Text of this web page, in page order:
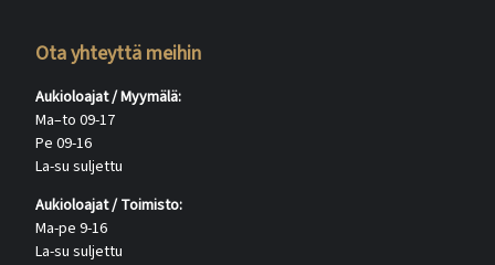
Ota yhteyttä meihin
Aukioloajat / Myymälä:
Ma–to 09-17
Pe 09-16
La-su suljettu
Aukioloajat / Toimisto:
Ma-pe 9-16
La-su suljettu